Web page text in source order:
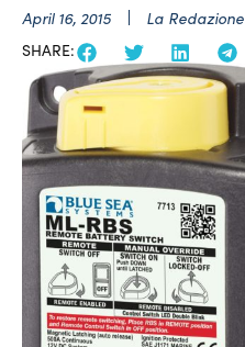
April 16, 2015 La Redazione
SHARE: